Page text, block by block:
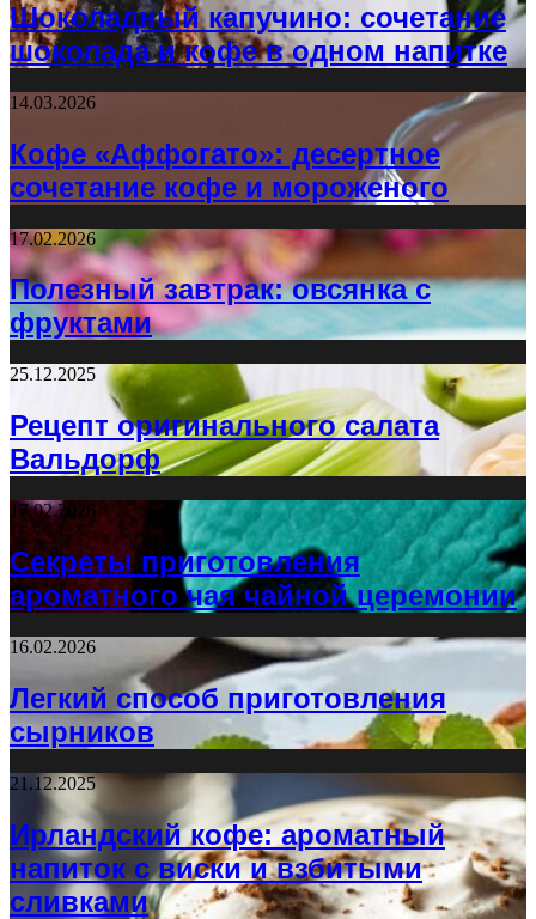
Шоколадный капучино: сочетание
шоколада и кофе в одном напитке
14.03.2026
Кофе «Аффогато»: десертное
сочетание кофе и мороженого
17.02.2026
Полезный завтрак: овсянка с
фруктами
25.12.2025
Рецепт оригинального салата
Вальдорф
17.02.2026
Секреты приготовления
ароматного чая чайной церемонии
16.02.2026
Легкий способ приготовления
сырников
21.12.2025
Ирландский кофе: ароматный
напиток с виски и взбитыми
сливками